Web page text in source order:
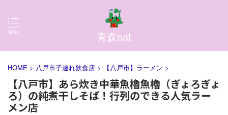
青森eat
HOME > 八戸市子連れ飲食店 > 【八戸市】ラーメン >
【八戸市】あら炊き中華魚櫓魚櫓（ぎょろぎょ
ろ）の純煮干しそば！行列のできる人気ラー
メン店